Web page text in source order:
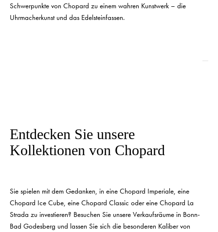
Schwerpunkte von Chopard zu einem wahren Kunstwerk – die
Uhrmacherkunst und das Edelsteinfassen.
Entdecken Sie unsere
Kollektionen von Chopard
Sie spielen mit dem Gedanken, in eine Chopard Imperiale, eine
Chopard Ice Cube, eine Chopard Classic oder eine Chopard La
Strada zu investieren? Besuchen Sie unsere Verkaufsräume in Bonn-
Bad Godesberg und lassen Sie sich die besonderen Kaliber von